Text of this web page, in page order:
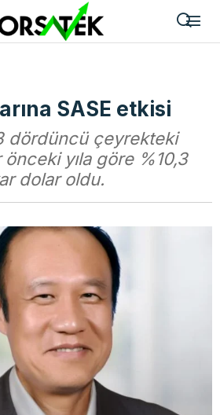
SASE etkisi
dördüncü çeyrekteki
yıla göre %10,3
dolar oldu.